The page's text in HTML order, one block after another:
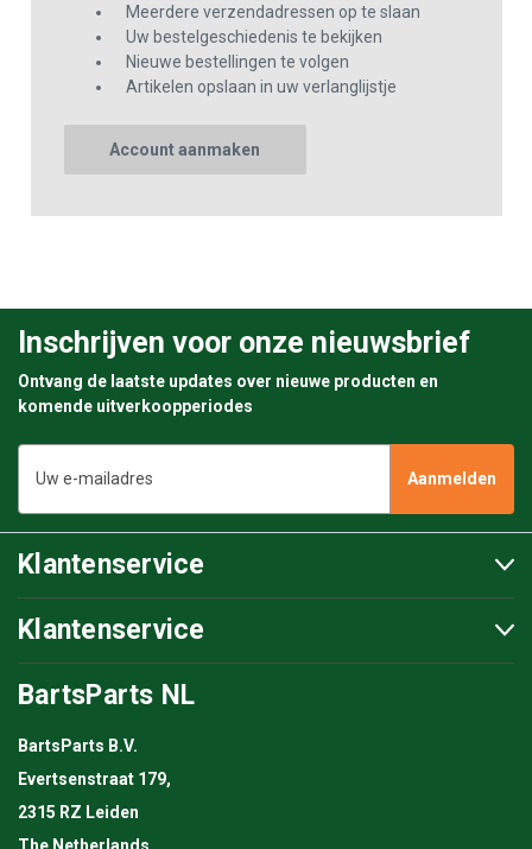
Meerdere verzendadressen op te slaan
Uw bestelgeschiedenis te bekijken
Nieuwe bestellingen te volgen
Artikelen opslaan in uw verlanglijstje
Account aanmaken
Inschrijven voor onze nieuwsbrief
Ontvang de laatste updates over nieuwe producten en
komende uitverkoopperiodes
mailadres
Klantenservice
Klantenservice
BartsParts NL
BartsParts B.V.
Evertsenstraat 179,
2315 RZ Leiden